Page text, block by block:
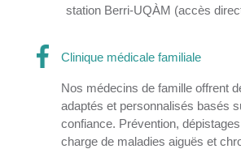
station Berri-UQÀM (accès
Clinique médicale familiale
Nos médecins de famille offrent
adaptés et personnalisés basés
confiance. Prévention,
charge de maladies aiguës et